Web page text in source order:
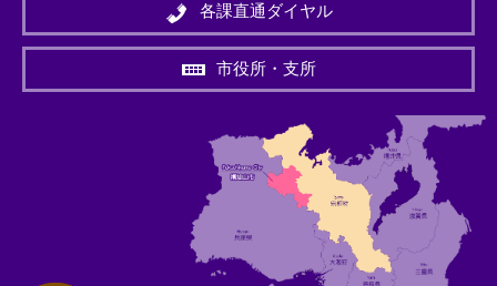
＞
各課直通ダイヤル
市役所・支所